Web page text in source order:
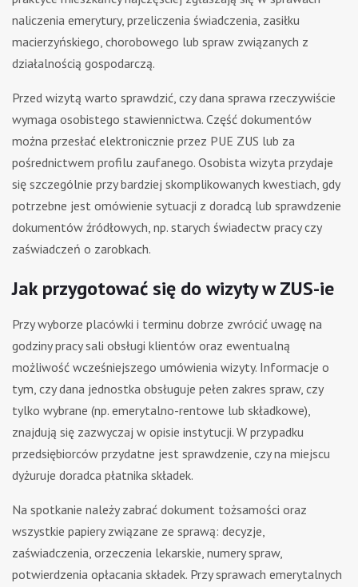
naliczenia emerytury, przeliczenia świadczenia, zasiłku
macierzyńskiego, chorobowego lub spraw związanych z
działalnością gospodarczą.
Przed wizytą warto sprawdzić, czy dana sprawa rzeczywiście
wymaga osobistego stawiennictwa. Część dokumentów
można przesłać elektronicznie przez PUE ZUS lub za
pośrednictwem profilu zaufanego. Osobista wizyta przydaje
się szczególnie przy bardziej skomplikowanych kwestiach, gdy
potrzebne jest omówienie sytuacji z doradcą lub sprawdzenie
dokumentów źródłowych, np. starych świadectw pracy czy
zaświadczeń o zarobkach.
Jak przygotować się do wizyty w ZUS-ie
Przy wyborze placówki i terminu dobrze zwrócić uwagę na
godziny pracy sali obsługi klientów oraz ewentualną
możliwość wcześniejszego umówienia wizyty. Informacje o
tym, czy dana jednostka obsługuje pełen zakres spraw, czy
tylko wybrane (np. emerytalno-rentowe lub składkowe),
znajdują się zazwyczaj w opisie instytucji. W przypadku
przedsiębiorców przydatne jest sprawdzenie, czy na miejscu
dyżuruje doradca płatnika składek.
Na spotkanie należy zabrać dokument tożsamości oraz
wszystkie papiery związane ze sprawą: decyzje,
zaświadczenia, orzeczenia lekarskie, numery spraw,
potwierdzenia opłacania składek. Przy sprawach emerytalnych